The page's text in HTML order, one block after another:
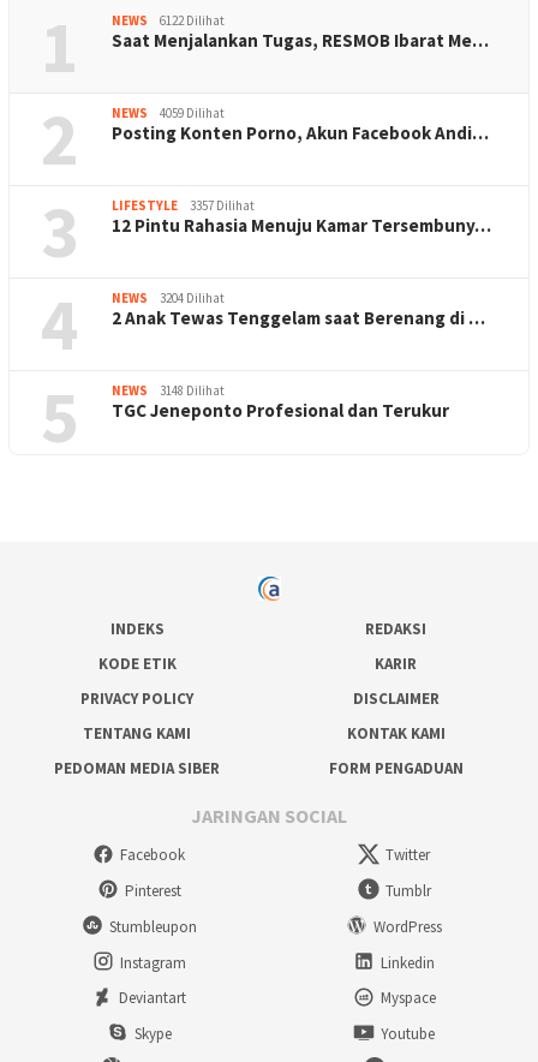
1 NEWS 6122 Dilihat
Saat Menjalankan Tugas, RESMOB Ibarat Me…
2 NEWS 4059 Dilihat
Posting Konten Porno, Akun Facebook Andi…
3 LIFESTYLE 3357 Dilihat
12 Pintu Rahasia Menuju Kamar Tersembuny…
4 NEWS 3204 Dilihat
2 Anak Tewas Tenggelam saat Berenang di …
5 NEWS 3148 Dilihat
TGC Jeneponto Profesional dan Terukur
INDEKS
REDAKSI
KODE ETIK
KARIR
PRIVACY POLICY
DISCLAIMER
TENTANG KAMI
KONTAK KAMI
PEDOMAN MEDIA SIBER
FORM PENGADUAN
JARINGAN SOCIAL
Facebook
Twitter
Pinterest
Tumblr
Stumbleupon
WordPress
Instagram
Linkedin
Deviantart
Myspace
Skype
Youtube